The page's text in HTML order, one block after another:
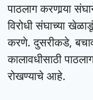
पाठलाग करणार्‍या
विरोधी संघाच्या
करणे. दुसरीकडे,
कालावधीसाठी
रोखण्याचे आहे.